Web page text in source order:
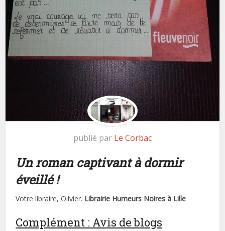
publié par Le Corbac
Un roman captivant à dormir
éveillé !
Votre libraire, Olivier. Librairie Humeurs Noires à Lille
Complément : Avis de blogs